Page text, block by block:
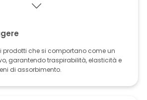
prodotti che si comportano come un
garantendo traspirabilità, elasticità e
di assorbimento.